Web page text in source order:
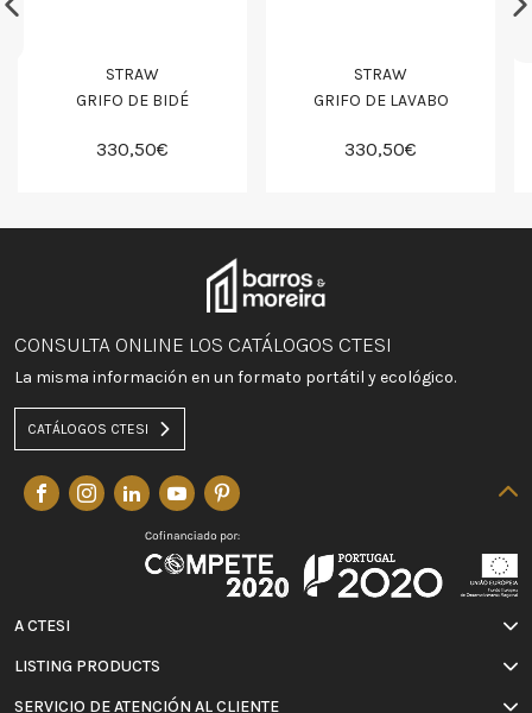
STRAW
GRIFO DE BIDÉ
330,50€
STRAW
GRIFO DE LAVABO
330,50€
CONSULTA ONLINE LOS CATÁLOGOS CTESI
La misma información en un formato portátil y ecológico.
CATÁLOGOS CTESI
A CTESI
LISTING PRODUCTS
SERVICIO DE ATENCIÓN AL CLIENTE